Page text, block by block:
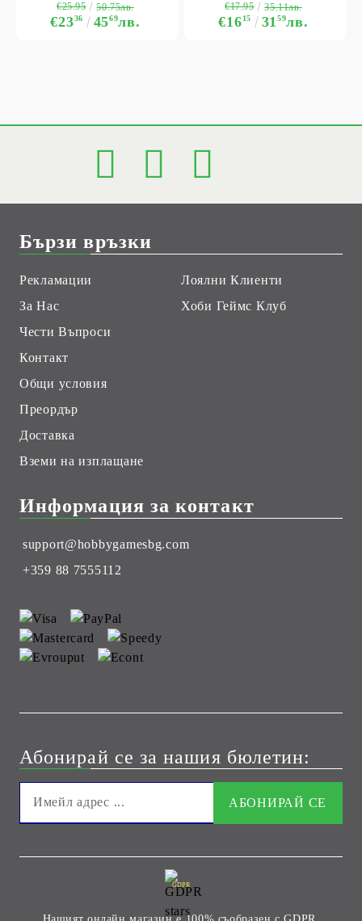
€2336 4569лв.
€25.95 50.75лв.
€1615 3159лв.
€17.95 35.11лв.
Бързи връзки
Рекламации
За Нас
Чести Въпроси
Контакт
Общи условия
Преордър
Доставка
Вземи на изплащане
Лоялни Клиенти
Хоби Геймс Клуб
Информация за контакт
support@hobbygamesbg.com
+359 88 7555112
Абонирай се за нашия бюлетин:
GDPR